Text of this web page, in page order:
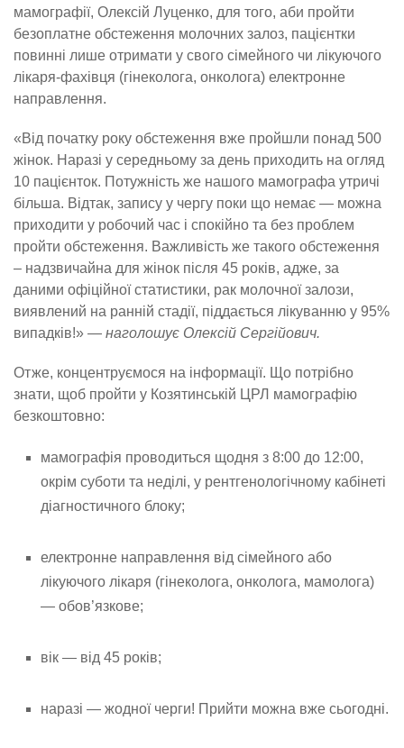
мамографії, Олексій Луценко, для того, аби пройти
безоплатне обстеження молочних залоз, пацієнтки
повинні лише отримати у свого сімейного чи лікуючого
лікаря-фахівця (гінеколога, онколога) електронне
направлення.
«Від початку року обстеження вже пройшли понад 500
жінок. Наразі у середньому за день приходить на огляд
10 пацієнток. Потужність же нашого мамографа утричі
більша. Відтак, запису у чергу поки що немає — можна
приходити у робочий час і спокійно та без проблем
пройти обстеження. Важливість же такого обстеження
– надзвичайна для жінок після 45 років, адже, за
даними офіційної статистики, рак молочної залози,
виявлений на ранній стадії, піддається лікуванню у 95%
випадків!» — наголошує Олексій Сергійович.
Отже, концентруємося на інформації. Що потрібно
знати, щоб пройти у Козятинській ЦРЛ мамографію
безкоштовно:
мамографія проводиться щодня з 8:00 до 12:00,
окрім суботи та неділі, у рентгенологічному кабінеті
діагностичного блоку;
електронне направлення від сімейного або
лікуючого лікаря (гінеколога, онколога, мамолога)
— обов’язкове;
вік — від 45 років;
наразі — жодної черги! Прийти можна вже сьогодні.